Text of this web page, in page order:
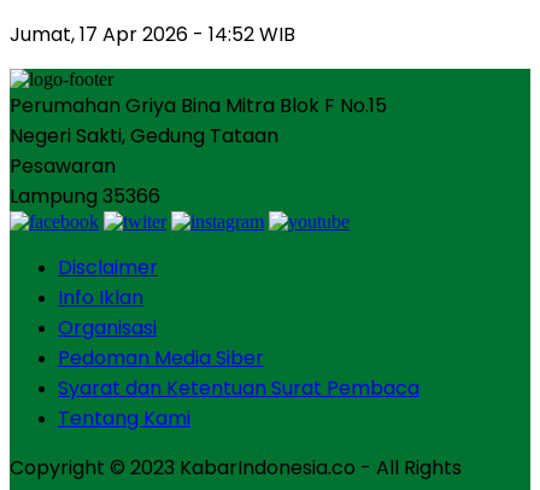
Jumat, 17 Apr 2026 - 14:52 WIB
Perumahan Griya Bina Mitra Blok F No.15
Negeri Sakti, Gedung Tataan
Pesawaran
Lampung 35366
Disclaimer
Info Iklan
Organisasi
Pedoman Media Siber
Syarat dan Ketentuan Surat Pembaca
Tentang Kami
Copyright © 2023 KabarIndonesia.co - All Rights